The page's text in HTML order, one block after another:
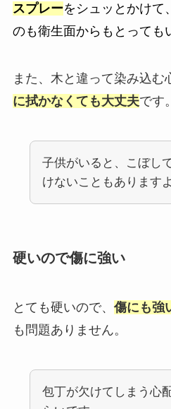
スプレーをシュッとかけて
のも衛生面からもとっても
また、木と違って染み込む
に拭かなくても大丈夫です。
子供がいると、こぼし
けないこともありますよ
硬いので傷に強い
とても硬いので、 傷にも強
も問題ありません。
包丁が欠けてしまう心